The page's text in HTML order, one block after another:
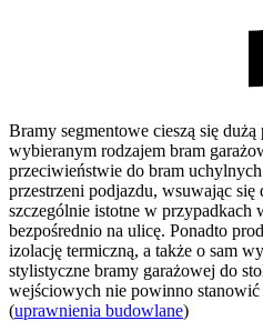
Bramy segmentowe cieszą się
wybieranym rodzajem bram
przeciwieństwie do bram
przestrzeni podjazdu, wsuwając się
szczególnie istotne w przypadkach
bezpośrednio na ulicę. Ponadto
izolację termiczną, a także o sam
stylistyczne bramy garażowej do
wejściowych nie powinno
(uprawnienia budowlane)